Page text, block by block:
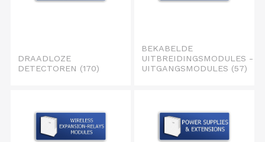
DRAADLOZE
DETECTOREN (170)
BEKABELDE
UITBREIDINGSMODULES -
UITGANGSMODULES (57)